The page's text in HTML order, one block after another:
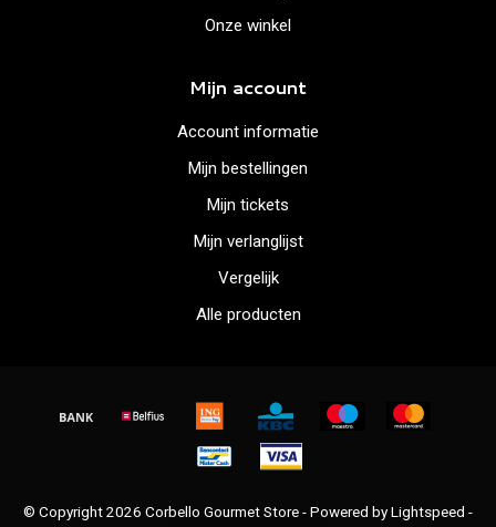
Onze winkel
Mijn account
Account informatie
Mijn bestellingen
Mijn tickets
Mijn verlanglijst
Vergelijk
Alle producten
© Copyright 2026 Corbello Gourmet Store - Powered byLightspeed -